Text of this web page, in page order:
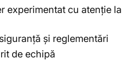
experimentat cu atenție la
și reglementări
de echipă